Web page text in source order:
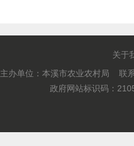
关于
主办单位：本溪市农业农村局 联
政府网站标识码：